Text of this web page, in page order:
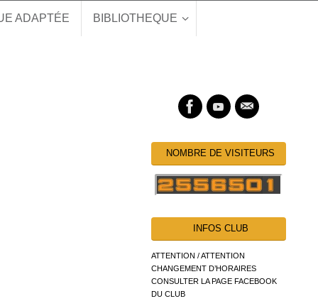
ADAPTÉE BIBLIOTHEQUE
NOMBRE DE VISITEURS
INFOS CLUB
ATTENTION / ATTENTION
CHANGEMENT D’HORAIRES
CONSULTER LA PAGE FACEBOOK
DU CLUB